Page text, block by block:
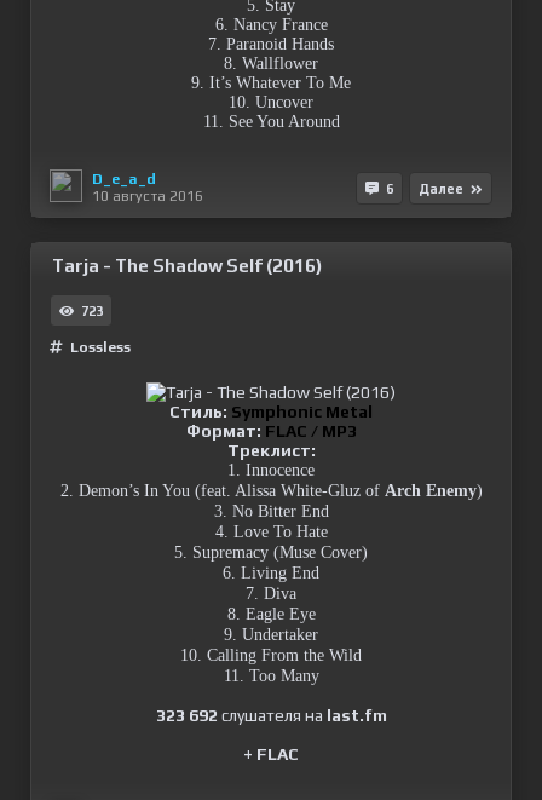
5. Stay
6. Nancy France
7. Paranoid Hands
8. Wallflower
9. It’s Whatever To Me
10. Uncover
11. See You Around
D_e_a_d
10 августа 2016
6 Далее
Tarja - The Shadow Self (2016)
723
Lossless
Стиль: Symphonic Metal
Формат: FLAC / MP3
Треклист:
1. Innocence
2. Demon’s In You (feat. Alissa White-Gluz of Arch Enemy)
3. No Bitter End
4. Love To Hate
5. Supremacy (Muse Cover)
6. Living End
7. Diva
8. Eagle Eye
9. Undertaker
10. Calling From the Wild
11. Too Many
323 692 слушателя на last.fm
+ FLAC